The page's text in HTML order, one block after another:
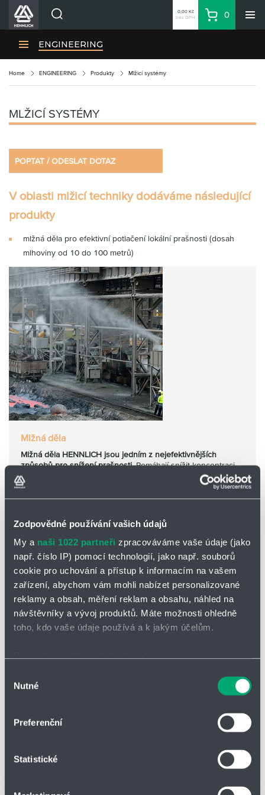
Zodpovědné používání vašich údajů
My a naši 1022 partneři zpracováváme vaše údaje (jako
např. číslo IP) pomocí technologií, jako např. souborů
cookie pro uchování a přístup k informacím na vašem
zařízení, abychom vám mohli nabízet personalizované
reklamy a obsah, měření reklam a obsahu, náhled na
návštěvníky a vývoj produktů. Máte možnosti ohledně
toho, kdo vaše údaje používá a k jakým účelům.
které mohou být přesné na několik metrů
skenování pro konkrétní charakteristiky (otisk prstu)
Zjistěte více o tom, jak zpracováváme vaše osobní
Svůj souhlas můžete kdykoliv změnit nebo odvolat v
souhlasu
Nutné
Preferenční
Statistické
Divize HENNLICH
Kariéra
Kontakty
CS
Přihlásit se
CZK
Nákupní seznam
Partner Zone
0,00 Kč
bez DPH
Košík
0
ENGINEERING
Home ENGINEERING Produkty Mlžicí systémy
MLŽICÍ SYSTÉMY
POPTAT / ODESLAT DOTAZ
V oblasti mlžicí techniky dodáváme následující
produkty
mlžná děla pro efektivní potlačení lokální prašnosti (dosah
mlhoviny od 10 do 100 metrů)
Mlžná děla
Mlžná děla HENNLICH jsou jedním z nejefektivnějších
způsobů pro snížení prašnosti.Pomáhají snížit koncentraci
prachu, minimalizují dopad na lidské zdraví a zlepšují kvalitu
vzduchu.
Podkategorie
Rozprašovací systémy zahrnují aplikace suchou mlhou,
možností aplikací s tryskami na zvýšení vlhkosti v prostorách,
snížení prašnosti apod...
NOVINKY